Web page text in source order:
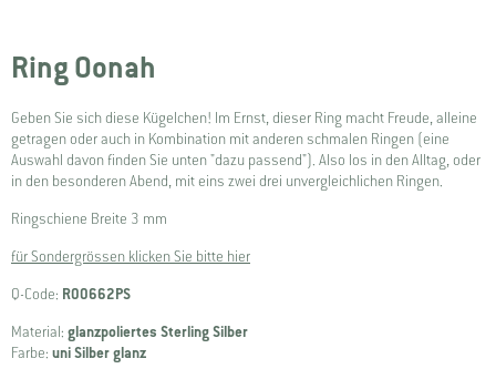
Ring Oonah
Geben Sie sich diese Kügelchen! Im Ernst, dieser Ring macht Freude, alleine
getragen oder auch in Kombination mit anderen schmalen Ringen (eine
Auswahl davon finden Sie unten "dazu passend"). Also los in den Alltag, oder
in den besonderen Abend, mit eins zwei drei unvergleichlichen Ringen.
Ringschiene Breite 3 mm
für Sondergrössen klicken Sie bitte hier
Q-Code: R00662PS
Material: glanzpoliertes Sterling Silber
Farbe: uni Silber glanz